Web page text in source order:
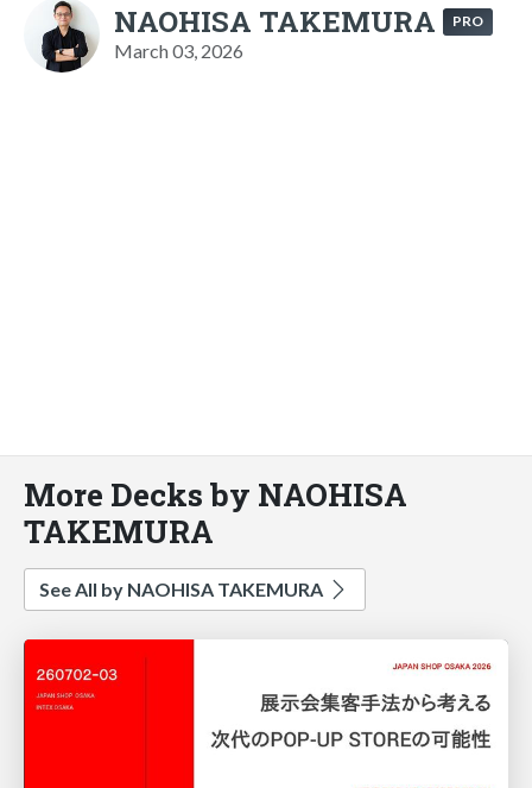
NAOHISA TAKEMURA PRO
March 03, 2026
More Decks by NAOHISA
TAKEMURA
See All by NAOHISA TAKEMURA